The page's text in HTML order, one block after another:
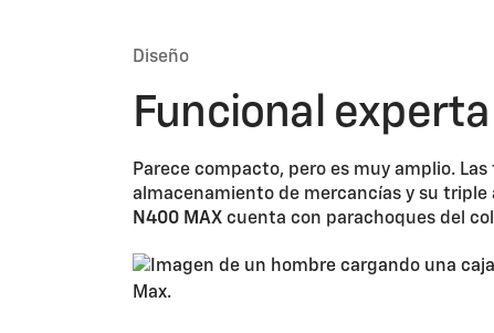
Diseño
Funcional
Parece compacto, pero es muy amplio.
almacenamiento de mercancías y su triple
N400 MAX cuenta con parachoques del